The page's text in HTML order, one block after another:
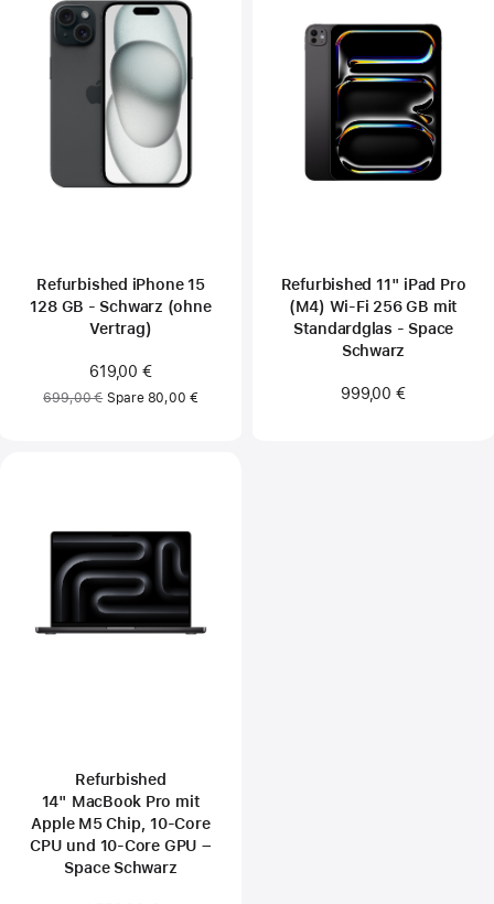
Refurbished iPhone 15
128 GB - Schwarz (ohne
Vertrag)
Jetzt
619,00 €
Vorher:
699,00 € Spare 80,00 €
Refurbished 11" iPad Pro
(M4) Wi‑Fi 256 GB mit
Standardglas - Space
Schwarz
999,00 €
Refurbished
14" MacBook Pro mit
Apple M5 Chip, 10‑Core
CPU und 10‑Core GPU –
Space Schwarz